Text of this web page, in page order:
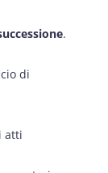
.
di
atti